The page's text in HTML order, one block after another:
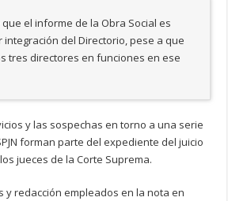
el informe de la Obra Social es
del Directorio, pese a que
tres directores en funciones en ese
y las sospechas en torno a una serie
forman parte del expediente del juicio
jueces de la Corte Suprema.
y redacción empleados en la nota en